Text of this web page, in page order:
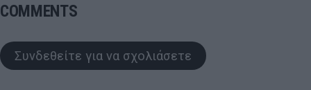
COMMENTS
Συνδεθείτε για να σχολιάσετε